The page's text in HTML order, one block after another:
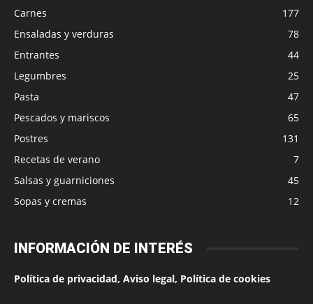
Carnes
177
Ensaladas y verduras
78
Entrantes
44
Legumbres
25
Pasta
47
Pescados y mariscos
65
Postres
131
Recetas de verano
7
Salsas y guarniciones
45
Sopas y cremas
12
INFORMACIÓN DE INTERÉS
Política de privacidad, Aviso legal, Política de cookies